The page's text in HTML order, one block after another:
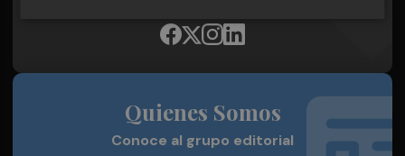
Quienes Somos
Conoce al grupo editorial